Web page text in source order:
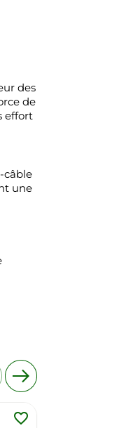
des
de
effort
câble
une
favorite_border